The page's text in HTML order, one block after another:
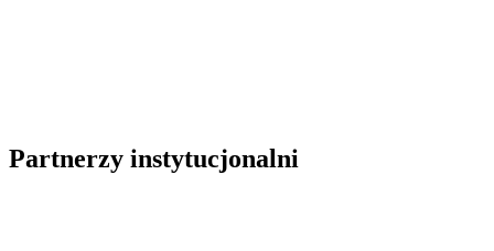
Partnerzy instytucjonalni